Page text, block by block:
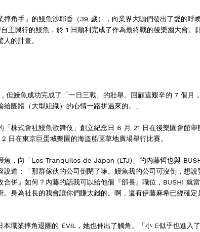
摔角手」的鰻魚沙耶香（39 歲），向業界大咖們發出了愛的呼
主興行的鰻魚，於 1 日順利完成了作為最終戰的後樂園大會。
的計畫。
但鰻魚成功完成了「一日三戰」的壯舉。回顧這艱辛的 7 個月
團體（大型組織）的心情一路拼過來的。」
「株式會社鰻魚歌舞伎」創立紀念日 6 月 21 日在後樂園會館舉
日在東京巨蛋城樂園的海盜船區草地廣場舉行比賽。
魚，向「Los Tranquilos de Japon (LTJ)」的內藤哲也與
說道：「那群傢伙的公司倒閉了嘛。鰻魚我的公司可沒倒，想說
合併』如何？內藤的話我可以給他個『部長』職位，BUSHI 就
。身為社長的我會讓你們賺大錢的。啊，還有伊藤麻希已經確定
職業摔角退團的 EVIL，她也伸出了觸角。「小 E似乎也進入